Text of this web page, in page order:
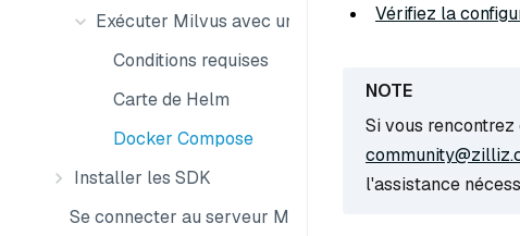
Exécuter Milvus avec un GPU
Conditions requises
Carte de Helm
Docker Compose
Installer les SDK
Se connecter au serveur Milvus
Vérifiez la
Si vous
l'assistance